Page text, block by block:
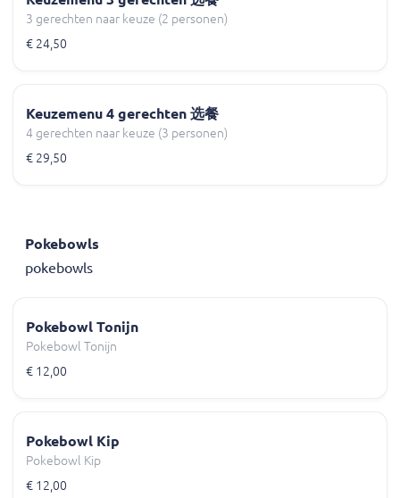
3 gerechten naar keuze (2 personen)
€ 24,50
Keuzemenu 4 gerechten 选餐
4 gerechten naar keuze (3 personen)
€ 29,50
Pokebowls
pokebowls
Pokebowl Tonijn
Pokebowl Tonijn
€ 12,00
Pokebowl Kip
Pokebowl Kip
€ 12,00